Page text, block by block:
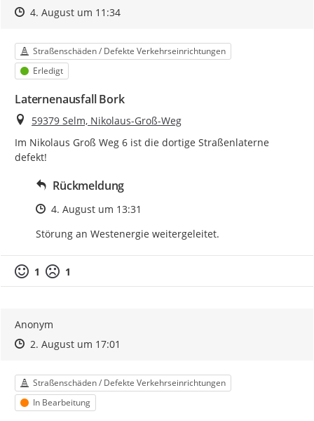
Zeitpunkt des Erstellens
Zeitpunkt des Erstellens
4. August um 11:34Zur Äußerung
Kategorie
Straßenschäden / Defekte Verkehrseinrichtungen
Status
Erledigt
Laternenausfall Bork
Ort
59379 Selm, Nikolaus-Groß-Weg
Im Nikolaus Groß Weg 6 ist die dortige Straßenlaterne
defekt!
Rückmeldung
Zeitpunkt des Erstellens
4. August um 13:31
Störung an Westenergie weitergeleitet.
1 1
Anonym
Zeitpunkt des Erstellens
Zeitpunkt des Erstellens
2. August um 17:01
Kategorie
Straßenschäden / Defekte Verkehrseinrichtungen
Status
In Bearbeitung